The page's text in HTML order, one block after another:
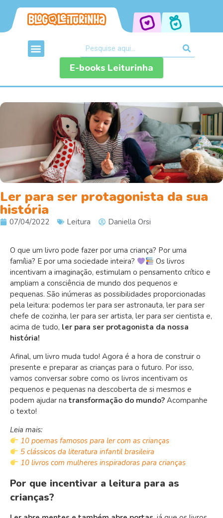
E-books Leiturinha
Ler para ser protagonista da sua
história
07/04/2022 Leitura Daniella Orsi
O que um livro pode fazer por uma criança? Por uma
família? E por uma sociedade inteira?
Os livros
incentivam a imaginação, estimulam o pensamento crítico e
ampliam a consciência de mundo dos pequenos e
pequenas. São inúmeras as possibilidades proporcionadas
pela leitura: podemos ler para ser astronauta, ler para ser
chefe de cozinha, ler para ser artista, ler para ser cientista e,
acima de tudo, ler para ser protagonista da nossa
história!
Afinal, um livro muda tudo! Agora é a hora de construir o
presente e preparar as crianças para o futuro. Por isso,
vamos conversar sobre como os livros incentivam os
pequenos e pequenas na descoberta de si mesmos e
podem ajudar na transformação do mundo? Acompanhe
o texto!
Leia mais:
10 poemas famosos para ler com as crianças
5 clássicos da literatura infantil brasileira
10 livros com mulheres inspiradoras para crianças
Por que incentivar a leitura para as
crianças?